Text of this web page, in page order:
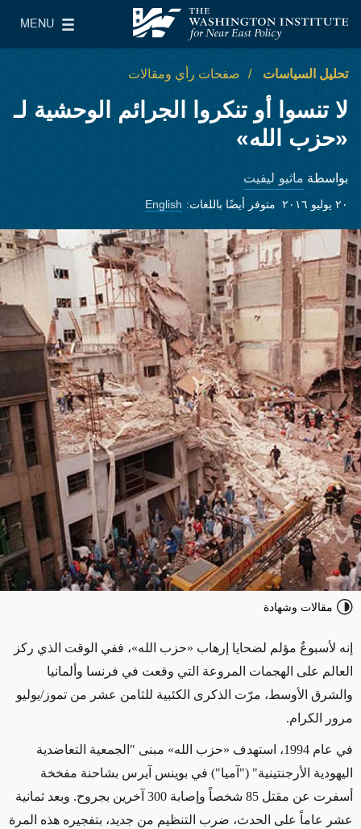
معهد واشنطن لسياسات الشرق الأدنى
MENU
Main Menu
تحليل السياسات صفحات رأي ومقالات
لا تنسوا أو تنكروا الجرائم الوحشية لـ
«حزب الله»
بواسطة ماثيو ليفيت
٢٠ يوليو ٢٠١٦ متوفر أيضًا باللغات: English
مقالات وشهادة
إنه لأسبوعٌ مؤلم لضحايا إرهاب «حزب الله»، ففي الوقت الذي ركز
العالم على الهجمات المروعة التي وقعت في فرنسا وألمانيا
والشرق الأوسط، مرّت الذكرى الكئبية للثامن عشر من تموز/يوليو
مرور الكرام.
في عام 1994، استهدف «حزب الله» مبنى "الجمعية التعاضدية
اليهودية الأرجنتينية" ("آميا") في بوينس آيرس بشاحنة مفخخة
أسفرت عن مقتل 85 شخصاً وإصابة 300 آخرين بجروح. وبعد ثمانية
عشر عاماً على الحدث، ضرب التنظيم من جديد، بتفجيره هذه المرة